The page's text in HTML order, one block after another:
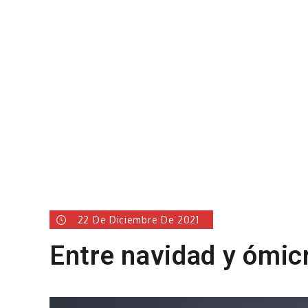
22 De Diciembre De 2021
Entre navidad y